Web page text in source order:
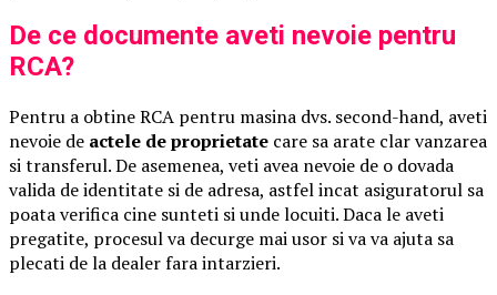
De ce documente aveti nevoie pentru
RCA?
Pentru a obtine RCA pentru masina dvs. second-hand, aveti
nevoie de actele de proprietate care sa arate clar vanzarea
si transferul. De asemenea, veti avea nevoie de o dovada
valida de identitate si de adresa, astfel incat asiguratorul sa
poata verifica cine sunteti si unde locuiti. Daca le aveti
pregatite, procesul va decurge mai usor si va va ajuta sa
plecati de la dealer fara intarzieri.